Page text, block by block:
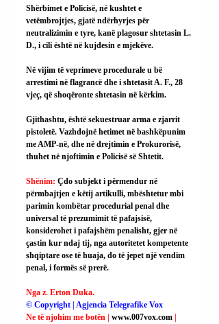
Shërbimet e Policisë, në kushtet e
vetëmbrojtjes, gjatë ndërhyrjes për
neutralizimin e tyre, kanë plagosur shtetasin L.
D., i cili është në kujdesin e mjekëve.
Në vijim të veprimeve procedurale u bë
arrestimi në flagrancë dhe i shtetasit A. F., 28
vjeç, që shoqëronte shtetasin në kërkim.
Gjithashtu, është sekuestruar arma e zjarrit
pistoletë. Vazhdojnë hetimet në bashkëpunim
me AMP-në, dhe në drejtimin e Prokurorisë,
thuhet në njoftimin e Policisë së Shtetit.
Shënim: Çdo subjekt i përmendur në
përmbajtjen e këtij artikulli, mbështetur mbi
parimin kombëtar procedurial penal dhe
universal të prezumimit të pafajsisë,
konsiderohet i pafajshëm penalisht, gjer në
çastin kur ndaj tij, nga autoritetet kompetente
shqiptare ose të huaja, do të jepet një vendim
penal, i formës së prerë.
Nga z. Erton Duka.
© Copyright | Agjencia Telegrafike Vox
Ne të njohim me botën | www.007vox.com